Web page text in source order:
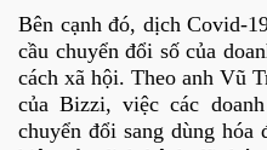
Bên cạnh đó, dịch Covid-
cầu chuyển đổi số của
cách xã hội. Theo anh Vũ
của Bizzi, việc các
chuyển đổi sang dùng